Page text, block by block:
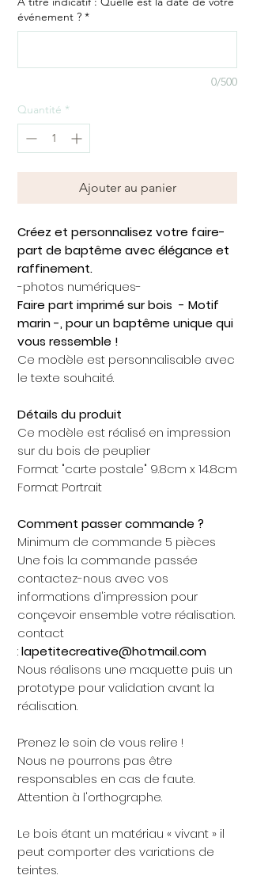
événement ? *
0/500
Quantité *
Ajouter au panier
Créez et personnalisez votre faire-
part de baptême avec élégance et
raffinement.​
-photos numériques-
Faire part imprimé sur bois - Motif
marin -, pour un baptême unique qui
vous ressemble !
Ce modèle est personnalisable avec
le texte souhaité.
Détails du produit
Ce modèle est réalisé en impression
sur du bois de peuplier
Format "carte postale" 9.8cm x 14.8cm
Format Portrait
Comment passer commande ?
Minimum de commande 5 pièces
Une fois la commande passée
contactez-nous avec vos
informations d'impression pour
conçevoir ensemble votre réalisation.
contact
:lapetitecreative@hotmail.com
Nous réalisons une maquette puis un
prototype pour validation avant la
réalisation.
Prenez le soin de vous relire !
Nous ne pourrons pas être
responsables en cas de faute.
Attention à l'orthographe.
Le bois étant un matériau « vivant » il
peut comporter des variations de
teintes.